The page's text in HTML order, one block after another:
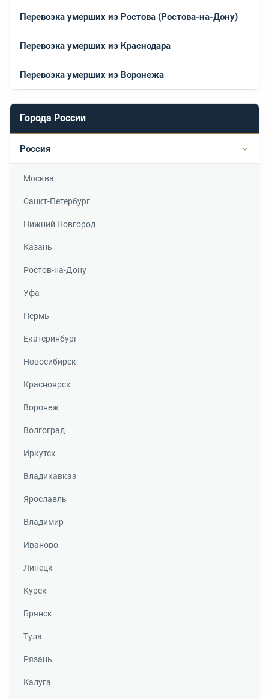
Перевозка умерших из Ростова (Ростова-на-Дону)
Перевозка умерших из Краснодара
Перевозка умерших из Воронежа
Города России
Россия
Москва
Санкт-Петербург
Нижний Новгород
Казань
Ростов-на-Дону
Уфа
Пермь
Екатеринбург
Новосибирск
Красноярск
Воронеж
Волгоград
Иркутск
Владикавказ
Ярославль
Владимир
Иваново
Липецк
Курск
Брянск
Тула
Рязань
Калуга